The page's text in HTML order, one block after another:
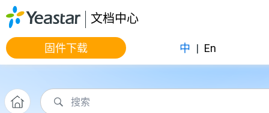
跳转到主要内容
文档中心
固件下载 中 | En